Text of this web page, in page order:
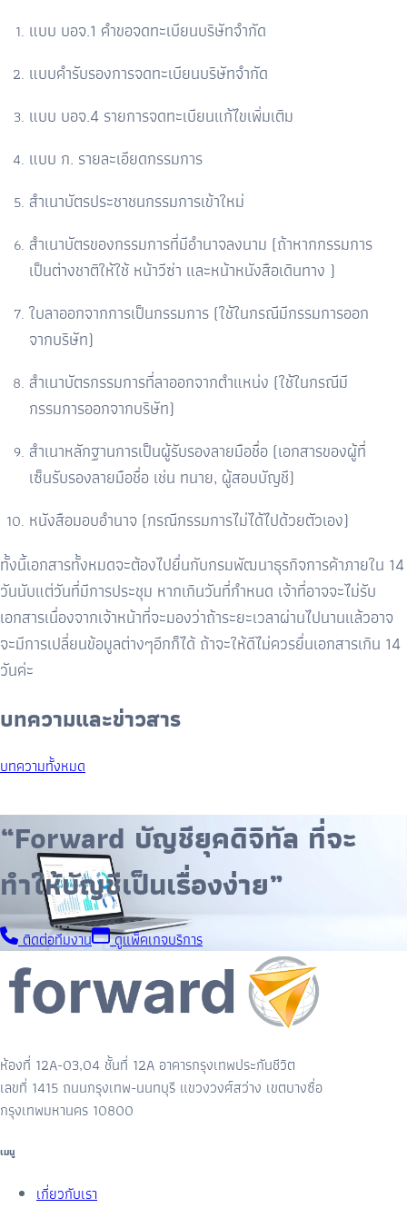
แบบ บอจ.1 คำขอจดทะเบียนบริษัทจำกัด
แบบคำรับรองการจดทะเบียนบริษัทจำกัด
แบบ บอจ.4 รายการจดทะเบียนแก้ไขเพิ่มเติม
แบบ ก. รายละเอียดกรรมการ
สำเนาบัตรประชาชนกรรมการเข้าใหม่
สำเนาบัตรของกรรมการที่มีอำนาจลงนาม (ถ้าหากกรรมการ
เป็นต่างชาติให้ใช้ หน้าวีซ่า และหน้าหนังสือเดินทาง )
ใบลาออกจากการเป็นกรรมการ (ใช้ในกรณีมีกรรมการออก
จากบริษัท)
สำเนาบัตรกรรมการที่ลาออกจากตำแหน่ง (ใช้ในกรณีมี
กรรมการออกจากบริษัท)
สำเนาหลักฐานการเป็นผู้รับรองลายมือชื่อ (เอกสารของผู้ที่
เซ็นรับรองลายมือชื่อ เช่น ทนาย, ผู้สอบบัญชี)
หนังสือมอบอำนาจ (กรณีกรรมการไม่ได้ไปด้วยตัวเอง)
ทั้งนี้เอกสารทั้งหมดจะต้องไปยื่นกับกรมพัฒนาธุรกิจการค้าภายใน 14
วันนับแต่วันที่มีการประชุม หากเกินวันที่กำหนด เจ้าที่อาจจะไม่รับ
เอกสารเนื่องจากเจ้าหน้าที่จะมองว่าถ้าระยะเวลาผ่านไปนานแล้วอาจ
จะมีการเปลี่ยนข้อมูลต่างๆอีกก็ได้ ถ้าจะให้ดีไม่ควรยื่นเอกสารเกิน 14
วันค่ะ
บทความและข่าวสาร
บทความทั้งหมด
“Forward บัญชียุคดิจิทัล ที่จะ
ทำให้บัญชีเป็นเรื่องง่าย”
ติดต่อทีมงาน ดูแพ็คเกจบริการ
ห้องที่ 12A-03,04 ชั้นที่ 12A อาคารกรุงเทพประกันชีวิต
เลขที่ 1415 ถนนกรุงเทพ-นนทบุรี แขวงวงศ์สว่าง เขตบางซื่อ
กรุงเทพมหานคร 10800
เมนู
เกี่ยวกับเรา